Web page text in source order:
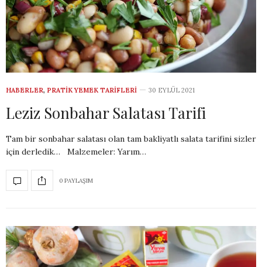
HABERLER, PRATIK YEMEK TARIFLERI 30 EYLÜL 2021
Leziz Sonbahar Salatası Tarifi
Tam bir sonbahar salatası olan tam bakliyatlı salata tarifini sizler
için derledik… Malzemeler: Yarım…
0 PAYLAŞIM